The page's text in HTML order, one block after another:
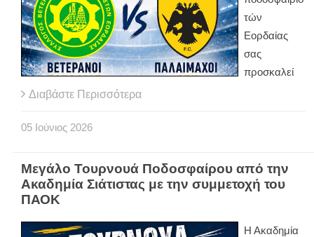
τών
Εορδαίας
σας
προσκαλεί
Διαβάστε Περισσότερα
05 Ιούνιος 2026
Μεγάλο Τουρνουά Ποδοσφαίρου από την
Ακαδημία Σιάτιστας με την συμμετοχή του
ΠΑΟΚ
Η Ακαδημία